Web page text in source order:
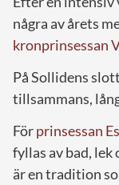
några av årets
kronprinsessan
På Sollidens
tillsammans,
Förprinsessan
fyllas av bad,
är en tradition